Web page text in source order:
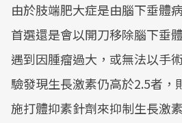
由於肢端肥大症是由腦下垂體
首選還是會以開刀移除腦下垂
遇到因腫瘤過大，或無法以手
驗發現生長激素仍高於2.5者，
施打體抑素針劑來抑制生長激